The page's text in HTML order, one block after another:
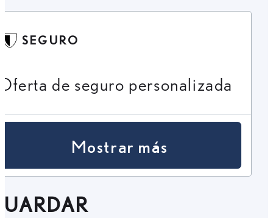
SEGURO
de seguro personalizada
Mostrar más